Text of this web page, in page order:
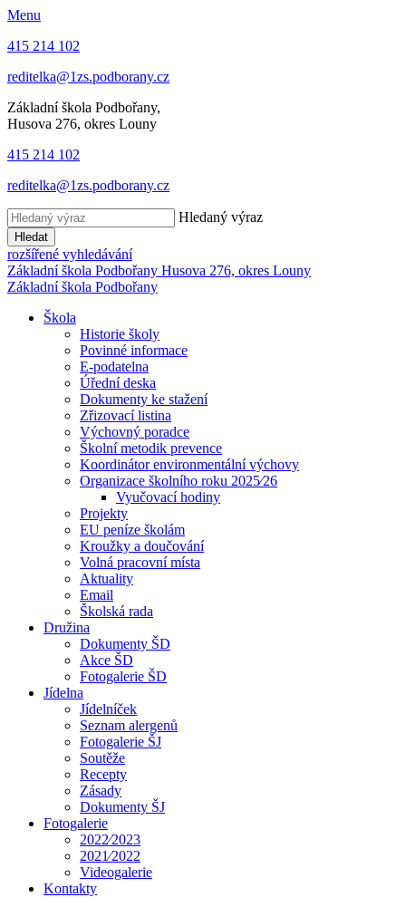
Menu
415 214 102
reditelka@1zs.podborany.cz
Základní škola Podbořany,
Husova 276, okres Louny
415 214 102
reditelka@1zs.podborany.cz
Hledaný výraz
Hledat
rozšířené vyhledávání
Základní škola Podbořany Husova 276, okres Louny
Základní škola Podbořany
Škola
Historie školy
Povinné informace
E-podatelna
Úřední deska
Dokumenty ke stažení
Zřizovací listina
Výchovný poradce
Školní metodik prevence
Koordinátor environmentální výchovy
Organizace školního roku 2025⁄26
Vyučovací hodiny
Projekty
EU peníze školám
Kroužky a doučování
Volná pracovní místa
Aktuality
Email
Školská rada
Družina
Dokumenty ŠD
Akce ŠD
Fotogalerie ŠD
Jídelna
Jídelníček
Seznam alergenů
Fotogalerie ŠJ
Soutěže
Recepty
Zásady
Dokumenty ŠJ
Fotogalerie
2022⁄2023
2021⁄2022
Videogalerie
Kontakty